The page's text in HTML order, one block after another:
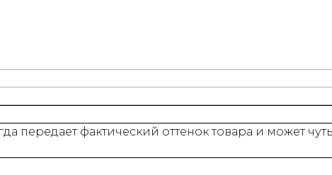
передает фактический оттенок товара и может